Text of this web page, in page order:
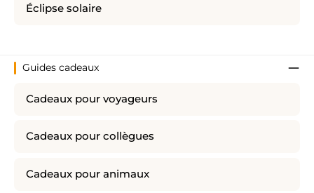
Éclipse solaire
Guides cadeaux
Cadeaux pour voyageurs
Cadeaux pour collègues
Cadeaux pour animaux